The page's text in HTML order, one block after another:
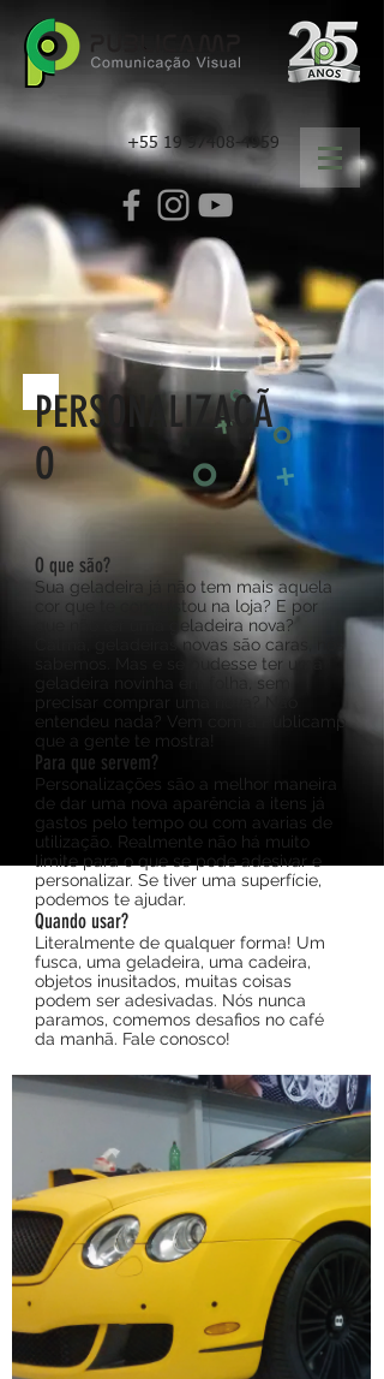
+55 19 97408-4959
O que são?
Sua geladeira já não tem mais aquela
cor que te conquistou na loja? E por
que não ter uma geladeira nova?
Calma, geladeiras novas são caras, nós
sabemos. Mas e se pudesse ter uma
geladeira novinha em folha, sem
precisar comprar uma nova? Não
entendeu nada? Vem com a Publicamp
que a gente te mostra!
Para que servem?
Personalizações são a melhor maneira
de dar uma nova aparência a itens já
gastos pelo tempo ou com avarias de
utilização. Realmente não há muito
limite para o que se pode adesivar e
personalizar. Se tiver uma superfície,
podemos te ajudar.
Quando usar?
Literalmente de qualquer forma! Um
fusca, uma geladeira, uma cadeira,
objetos inusitados, muitas coisas
podem ser adesivadas. Nós nunca
paramos, comemos desafios no café
da manhã. Fale conosco!
PERSONALIZAÇÃ
O